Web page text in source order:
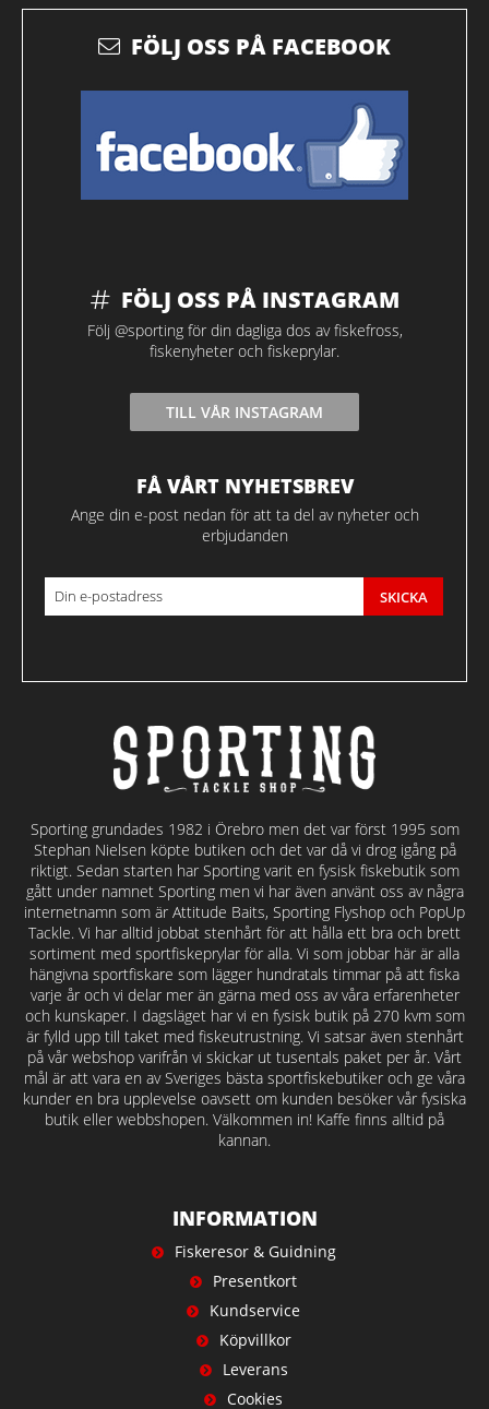
FÖLJ OSS PÅ FACEBOOK
FÖLJ OSS PÅ INSTAGRAM
Följ @sporting för din dagliga dos av fiskefross,
fiskenyheter och fiskeprylar.
TILL VÅR INSTAGRAM
FÅ VÅRT NYHETSBREV
Ange din e-post nedan för att ta del av nyheter och
erbjudanden
SKICKA
Sporting grundades 1982 i Örebro men det var först 1995 som
Stephan Nielsen köpte butiken och det var då vi drog igång på
riktigt. Sedan starten har Sporting varit en fysisk fiskebutik som
gått under namnet Sporting men vi har även använt oss av några
internetnamn som är Attitude Baits, Sporting Flyshop och PopUp
Tackle. Vi har alltid jobbat stenhårt för att hålla ett bra och brett
sortiment med sportfiskeprylar för alla. Vi som jobbar här är alla
hängivna sportfiskare som lägger hundratals timmar på att fiska
varje år och vi delar mer än gärna med oss av våra erfarenheter
och kunskaper. I dagsläget har vi en fysisk butik på 270 kvm som
är fylld upp till taket med fiskeutrustning. Vi satsar även stenhårt
på vår webshop varifrån vi skickar ut tusentals paket per år. Vårt
mål är att vara en av Sveriges bästa sportfiskebutiker och ge våra
kunder en bra upplevelse oavsett om kunden besöker vår fysiska
butik eller webbshopen. Välkommen in! Kaffe finns alltid på
kannan.
INFORMATION
Fiskeresor & Guidning
Presentkort
Kundservice
Köpvillkor
Leverans
Cookies